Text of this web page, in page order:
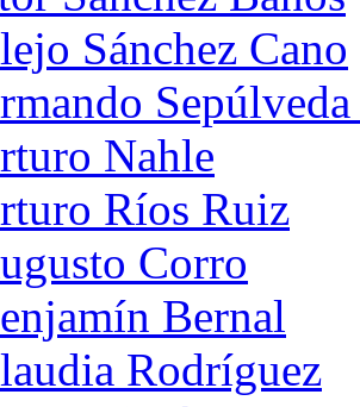
Sánchez Cano
Nahle
Ríos Ruiz
Corro
Bernal
Rodríguez